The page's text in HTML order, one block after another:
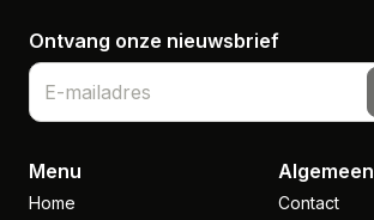
Ontvang onze nieuwsbrief
Menu
Home
Algemeen
Contact